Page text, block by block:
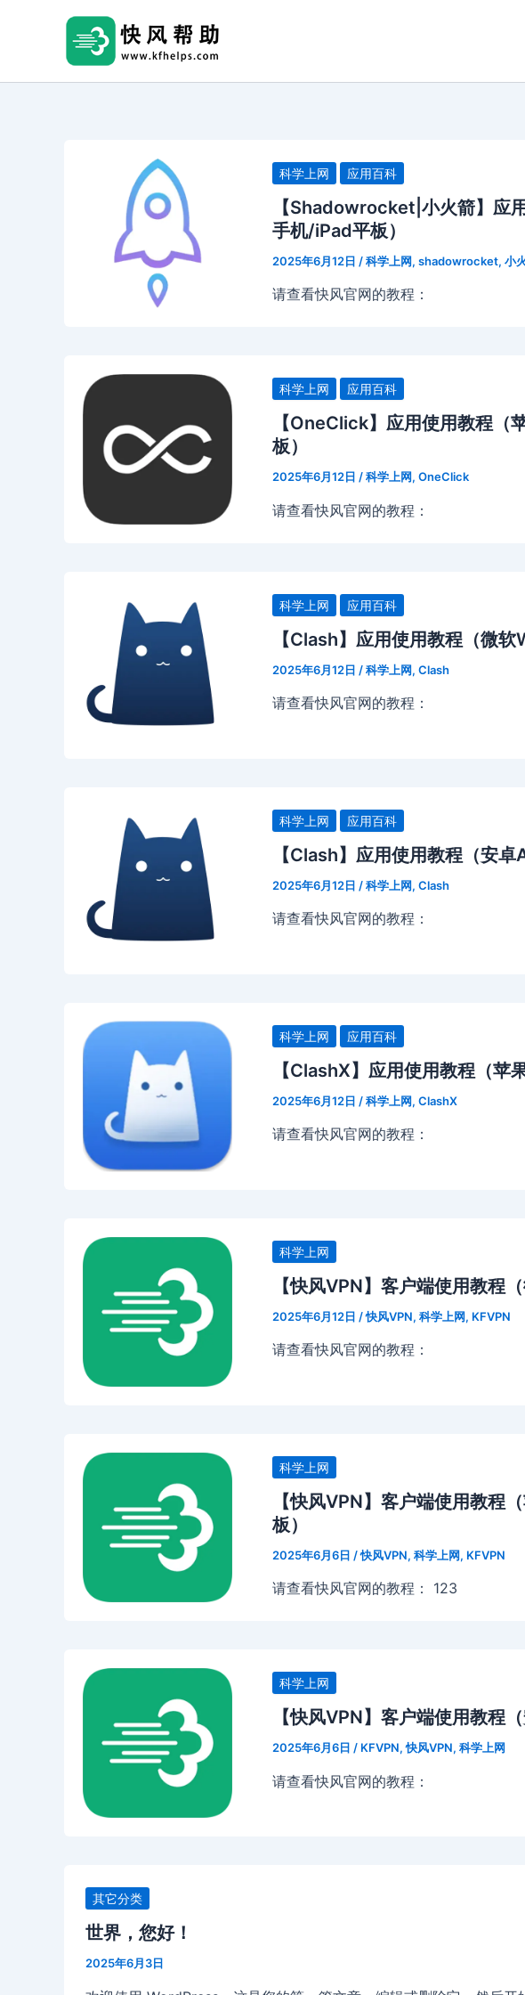
容
科学上网 应用百科
【Shadowrocket|小火箭】应
手机/iPad平板）
2025年6月12日 /科学上网, shadowrocket, 小
请查看快风官网的教程：
科学上网 应用百科
【OneClick】应用使用教程
板）
2025年6月12日 /科学上网, OneClick
请查看快风官网的教程：
科学上网 应用百科
【Clash】应用使用教程（微软
2025年6月12日 /科学上网, Clash
请查看快风官网的教程：
科学上网 应用百科
【Clash】应用使用教程（安
2025年6月12日 /科学上网, Clash
请查看快风官网的教程：
科学上网 应用百科
【ClashX】应用使用教程（苹
2025年6月12日 /科学上网, ClashX
请查看快风官网的教程：
科学上网
【快风VPN】客户端使用教程
2025年6月12日 /快风VPN, 科学上网, KFVPN
请查看快风官网的教程：
科学上网
【快风VPN】客户端使用教程
板）
2025年6月6日 /快风VPN, 科学上网, KFVPN
请查看快风官网的教程： 123
科学上网
【快风VPN】客户端使用教程
2025年6月6日 / KFVPN,快风VPN, 科学上网
请查看快风官网的教程：
其它分类
世界，您好！
2025年6月3日